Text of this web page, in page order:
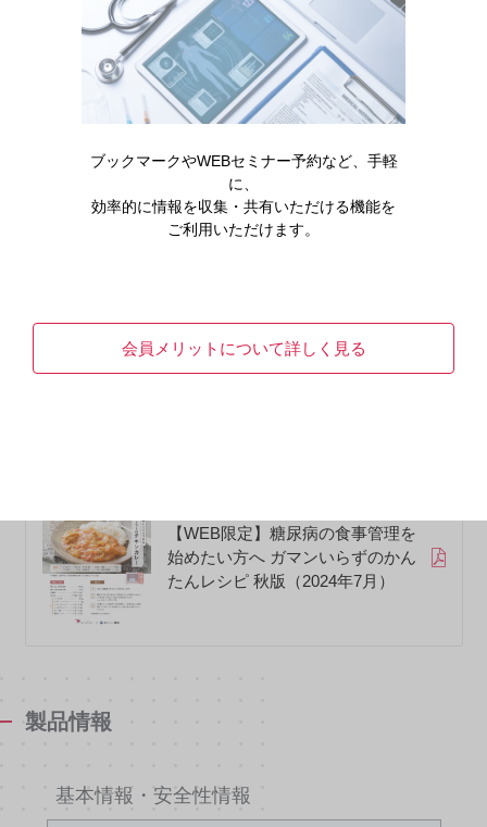
糖尿病食事支援レシピ_春（2026
【WEB限定】糖尿病の食事管理を
始めたい方へ ガマンいらずのかん
【WEB限定】糖尿病の食事管理を
始めたい方へ ガマンいらずのかん
たんレシピ 秋版（2024年7月）
製品情報
基本情報・安全性情報
ブックマークやWEBセミナー予約など、手軽
に、
効率的に情報を収集・共有いただける機能を
ご利用いただけます。
会員メリットについて詳しく見る